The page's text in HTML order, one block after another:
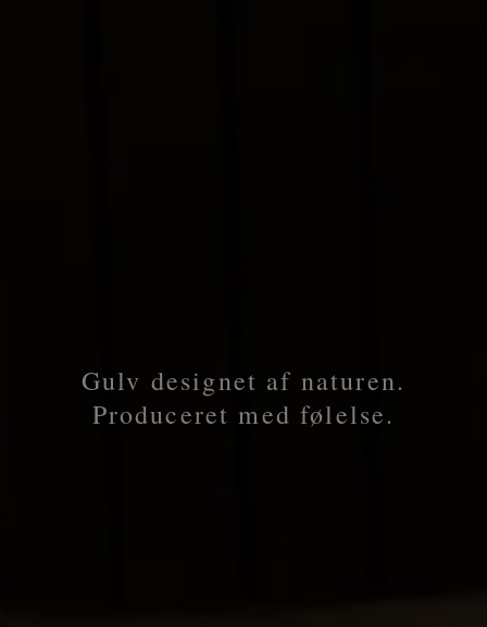
Gulv designet af naturen.
Produceret med følelse.